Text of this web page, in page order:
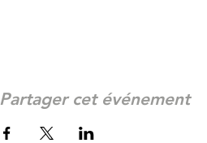
Partager cet événement